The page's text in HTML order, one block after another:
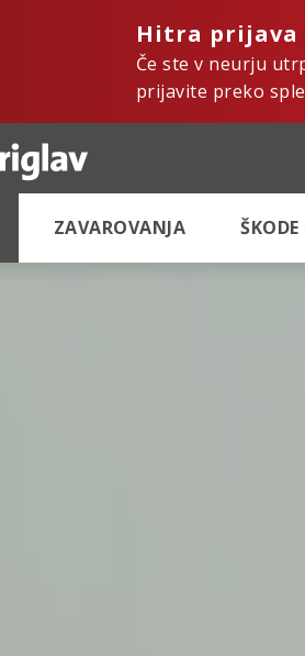
Hitra prijava
Če ste v neurju
prijavite preko
ZAVAROVANJA